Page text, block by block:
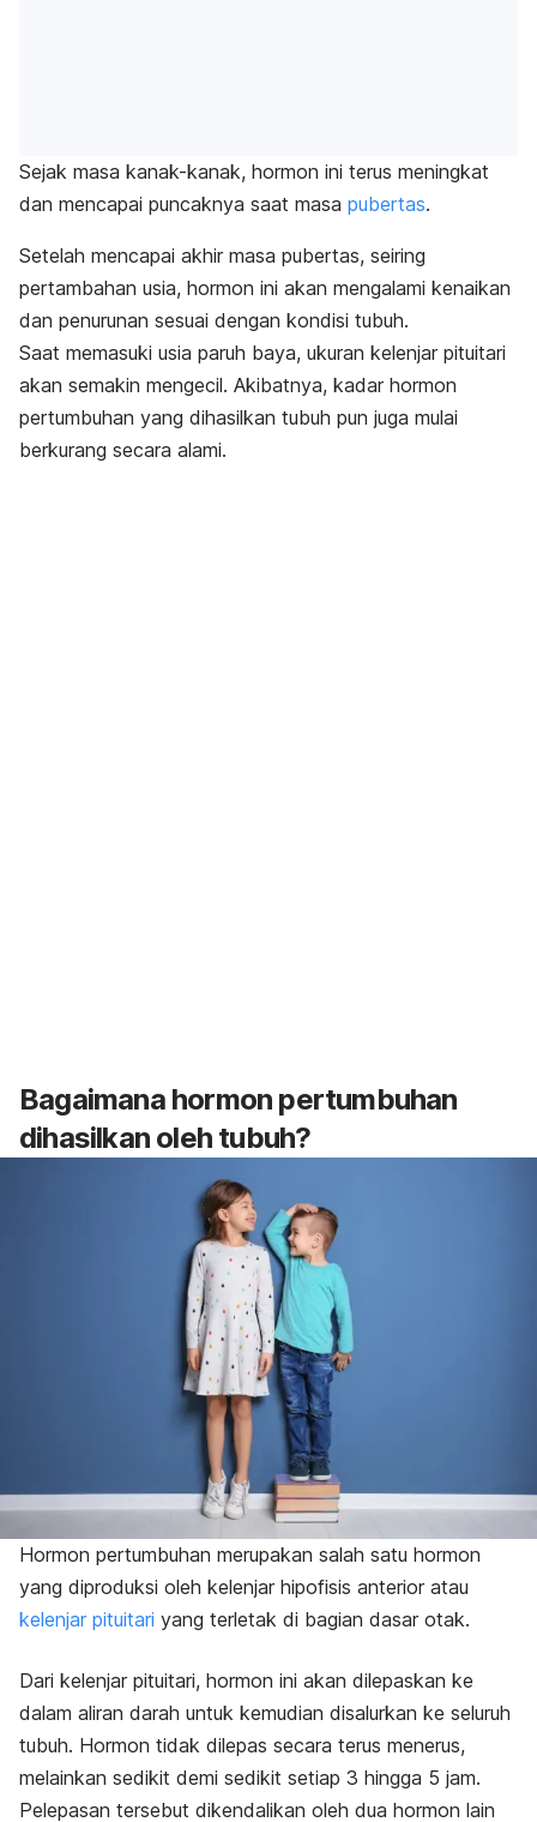
Sejak masa kanak-kanak, hormon ini terus meningkat
dan mencapai puncaknya saat masa pubertas.
Setelah mencapai akhir masa pubertas, seiring
pertambahan usia, hormon ini akan mengalami kenaikan
dan penurunan sesuai dengan kondisi tubuh.
Saat memasuki usia paruh baya, ukuran kelenjar pituitari
akan semakin mengecil. Akibatnya, kadar hormon
pertumbuhan yang dihasilkan tubuh pun juga mulai
berkurang secara alami.
Bagaimana hormon pertumbuhan
dihasilkan oleh tubuh?
Hormon pertumbuhan merupakan salah satu hormon
yang diproduksi oleh kelenjar hipofisis anterior atau
kelenjar pituitari yang terletak di bagian dasar otak.
Dari kelenjar pituitari, hormon ini akan dilepaskan ke
dalam aliran darah untuk kemudian disalurkan ke seluruh
tubuh. Hormon tidak dilepas secara terus menerus,
melainkan sedikit demi sedikit setiap 3 hingga 5 jam.
Pelepasan tersebut dikendalikan oleh dua hormon lain